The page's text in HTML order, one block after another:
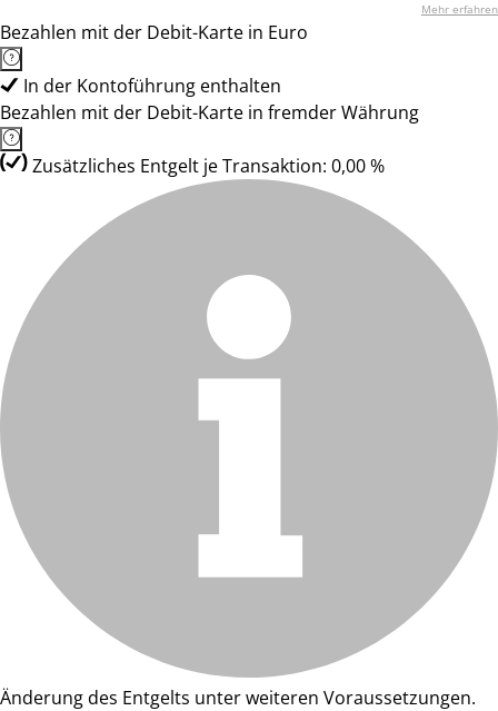
Mehr erfahren
Bezahlen mit der Debit-Karte in Euro
In der Kontoführung enthalten
Bezahlen mit der Debit-Karte in fremder Währung
Zusätzliches Entgelt je Transaktion: 0,00 %
Änderung des Entgelts unter weiteren Voraussetzungen.